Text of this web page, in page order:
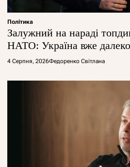
Політика
Залужний на нараді
НАТО: Україна вже
4 Серпня, 2026Федоренко Світлана